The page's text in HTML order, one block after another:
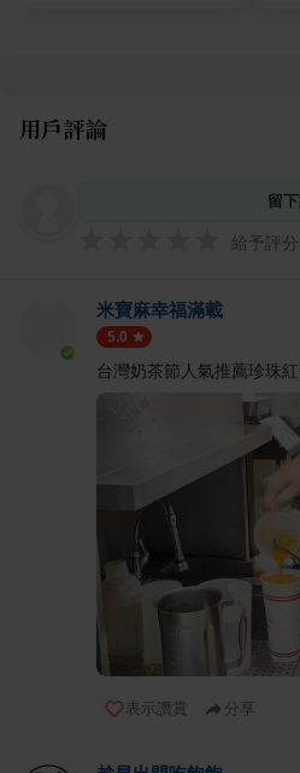
用戶評論
留
給予評分
米寶麻幸福滿載
5.0
台灣奶茶節人氣推薦珍珠
表示讚賞 分享